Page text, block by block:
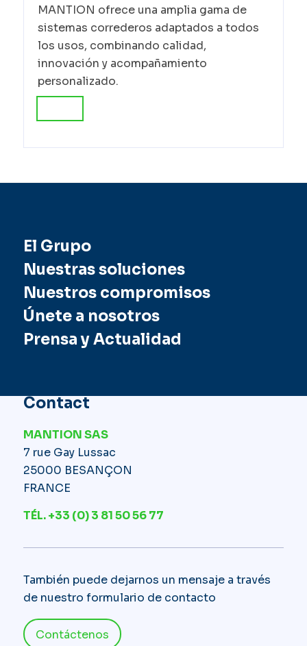
MANTION ofrece una amplia gama de
sistemas correderos adaptados a todos
los usos, combinando calidad,
innovación y acompañamiento
personalizado.
El Grupo
Nuestras soluciones
Nuestros compromisos
Únete a nosotros
Prensa y Actualidad
Contact
MANTION SAS
7 rue Gay Lussac
25000 BESANÇON
FRANCE
TÉL. +33 (0) 3 81 50 56 77
También puede dejarnos un mensaje a través
de nuestro formulario de contacto
Contáctenos